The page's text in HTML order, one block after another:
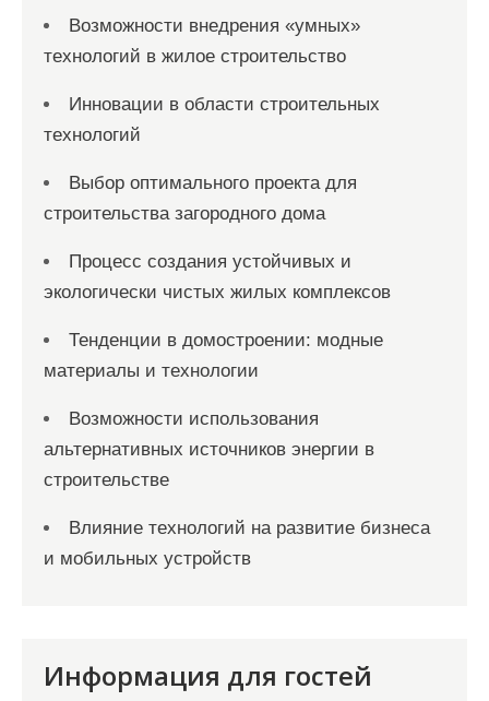
Возможности внедрения «умных»
технологий в жилое строительство
Инновации в области строительных
технологий
Выбор оптимального проекта для
строительства загородного дома
Процесс создания устойчивых и
экологически чистых жилых комплексов
Тенденции в домостроении: модные
материалы и технологии
Возможности использования
альтернативных источников энергии в
строительстве
Влияние технологий на развитие бизнеса
и мобильных устройств
Информация для гостей